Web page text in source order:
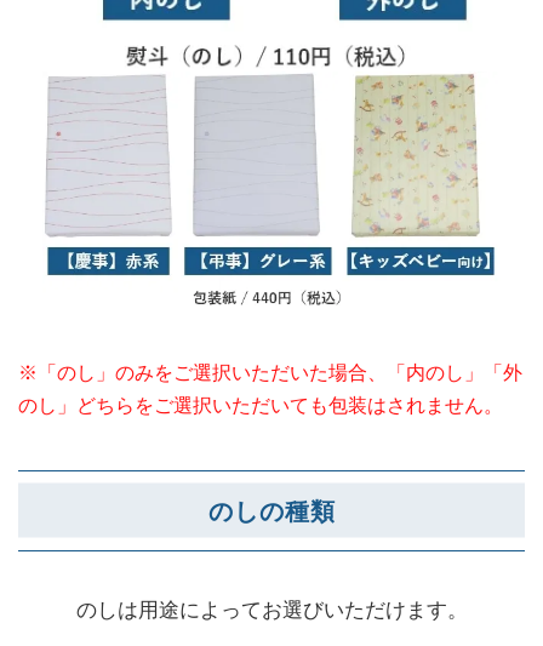
※「のし」のみをご選択いただいた場合、「内のし」「外
のし」どちらをご選択いただいても包装はされません。
のしの種類
のしは用途によってお選びいただけます。